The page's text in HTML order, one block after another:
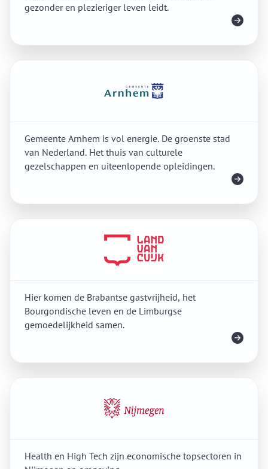
gezonder en plezieriger leven leidt.
Gemeente Arnhem is vol energie. De groenste stad
van Nederland. Het thuis van culturele
gezelschappen en uiteenlopende opleidingen.
Hier komen de Brabantse gastvrijheid, het
Bourgondische leven en de Limburgse
gemoedelijkheid samen.
Health en High Tech zijn economische topsectoren in